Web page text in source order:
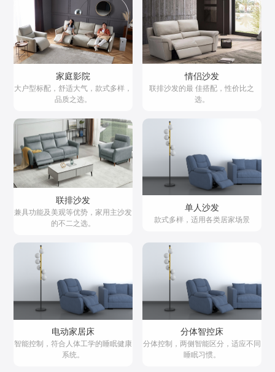
家庭影院
大户型标配，舒适大气，款式多样，
品质之选。
情侣沙发
联排沙发的最 佳搭配，性价比之
选。
联排沙发
兼具功能及美观等优势，家用主沙发
的不二之选。
单人沙发
款式多样，适用各类居家场景
电动家居床
智能控制，符合人体工学的睡眠健康
系统。
分体智控床
分体控制，两侧智能区分，适应不同
睡眠习惯。